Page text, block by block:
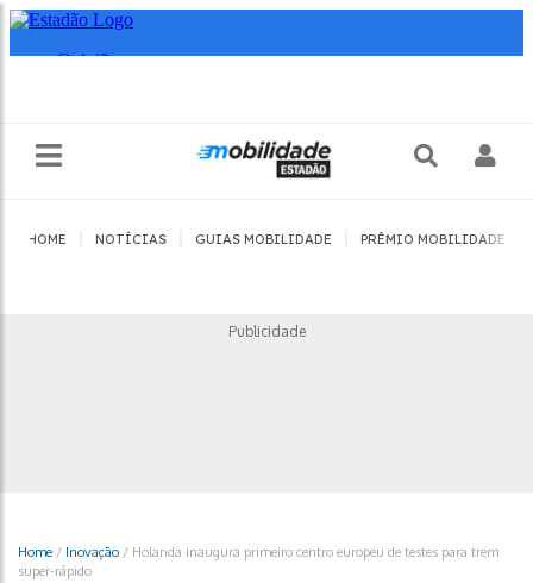
HOME NOTÍCIAS GUIAS MOBILIDADE PRÊMIO MOBILIDADE
Publicidade
Home / Inovação / Holanda inaugura primeiro centro europeu de testes para trem
super-rápido